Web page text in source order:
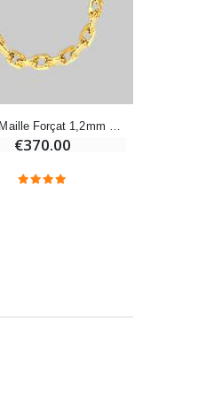
Chaîne Maille Forçat 1,2mm en Or Massif - 60 cm
€370.00